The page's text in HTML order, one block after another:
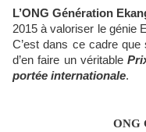
L’ONG Génération
2015 à valoriser le génie
C’est dans ce cadre que
d’en faire un véritable
portée internationale.
ONG